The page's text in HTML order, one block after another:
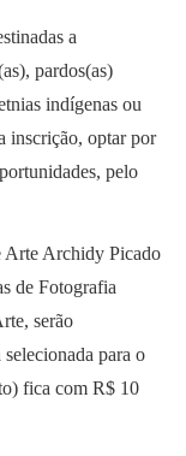
a
pardos(as)
indígenas ou
inscrição, optar por
pelo
Arte Archidy Picado
de Fotografia
serão
para o
fica com R$ 10